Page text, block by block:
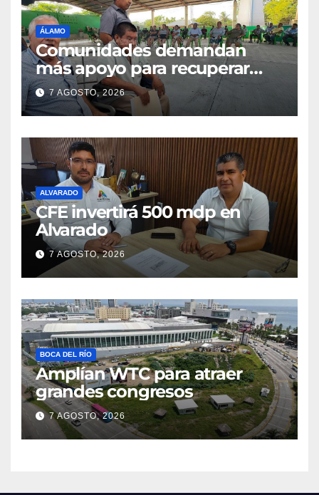
ÁLAMO
Comunidades demandan
más apoyo para recuperar
parcelas
7 AGOSTO, 2026
ALVARADO
CFE invertirá 500 mdp en
Alvarado
7 AGOSTO, 2026
BOCA DEL RÍO
Amplían WTC para atraer
grandes congresos
7 AGOSTO, 2026